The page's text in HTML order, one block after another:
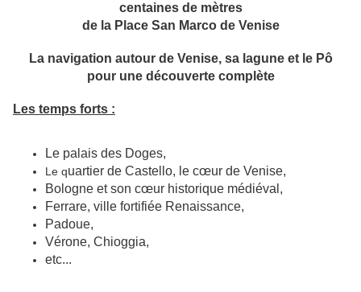
centaines de mètres
de la Place San Marco de Venise
La navigation autour de Venise, sa lagune et le Pô
pour une découverte complète
Les temps forts :
Le palais des Doges,
Le quartier de Castello, le cœur de Venise,
Bologne et son cœur historique médiéval,
Ferrare, ville fortifiée Renaissance,
Padoue,
Vérone, Chioggia,
etc...